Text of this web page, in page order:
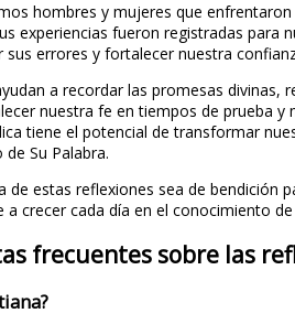
hombres y mujeres que
experiencias fueron registradas para
errores y fortalecer nuestra
a recordar las promesas divinas,
nuestra fe en tiempos de prueba y
tiene el potencial de transformar
Su Palabra.
de estas reflexiones sea de bendición
crecer cada día en el conocimiento
frecuentes sobre las